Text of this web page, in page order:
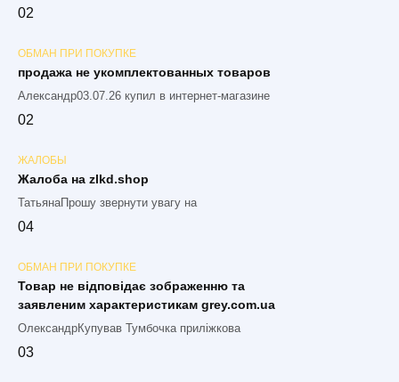
02
ОБМАН ПРИ ПОКУПКЕ
продажа не укомплектованных товаров
Александр03.07.26 купил в интернет-магазине
02
ЖАЛОБЫ
Жалоба на zlkd.shop
ТатьянаПрошу звернути увагу на
04
ОБМАН ПРИ ПОКУПКЕ
Товар не відповідає зображенню та
заявленим характеристикам grey.com.ua
ОлександрКупував Тумбочка приліжкова
03